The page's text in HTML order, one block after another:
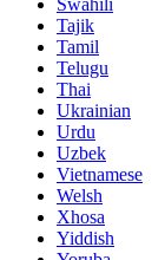
Tajik
Tamil
Telugu
Thai
Ukrainian
Urdu
Uzbek
Vietnamese
Welsh
Xhosa
Yiddish